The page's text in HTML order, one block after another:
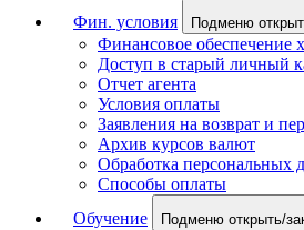
Фин. условия
Подменю
Финансовое обеспечение
Доступ в старый личный
Отчет агента
Условия оплаты
Заявления на возврат и
Архив курсов валют
Обработка персональных
Способы оплаты
Обучение
Подменю открыть/